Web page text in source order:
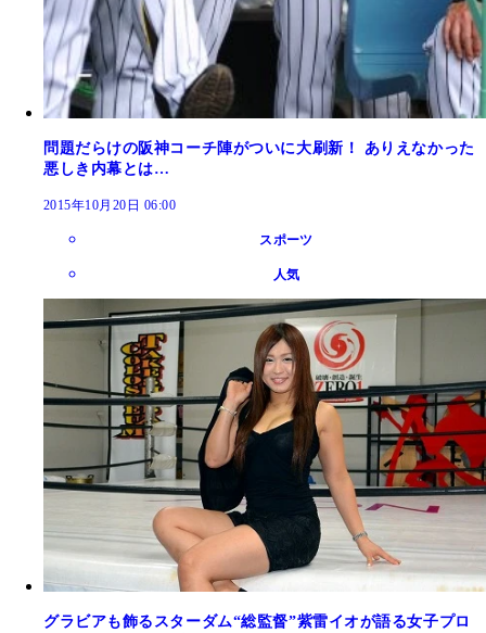
問題だらけの阪神コーチ陣がついに大刷新！ ありえなかった
悪しき内幕とは…
2015年10月20日 06:00
スポーツ
人気
グラビアも飾るスターダム“総監督”紫雷イオが語る女子プロ